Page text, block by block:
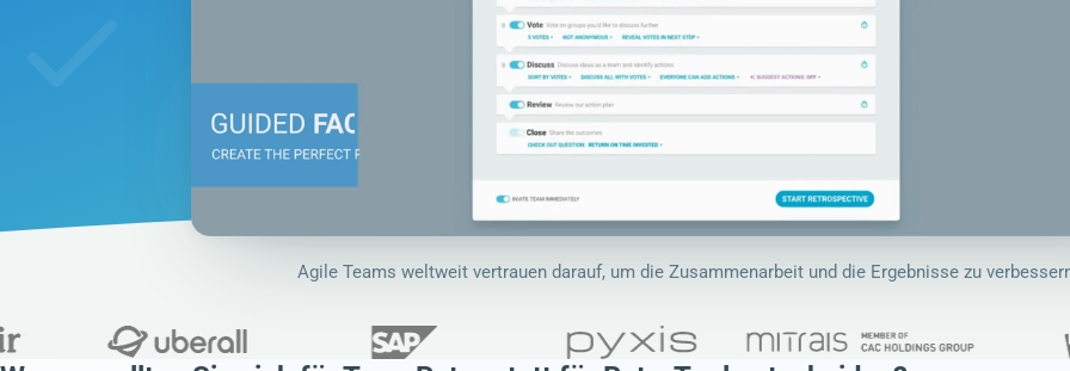
Agile Teams weltweit vertrauen darauf, um die Zusammenarbeit und die Ergebnisse zu